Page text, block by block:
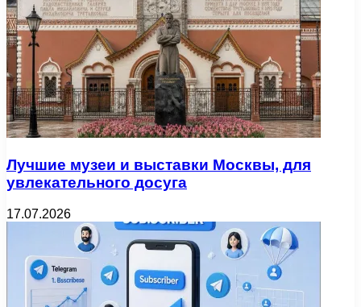
Лучшие музеи и выставки Москвы, для
увлекательного досуга
17.07.2026